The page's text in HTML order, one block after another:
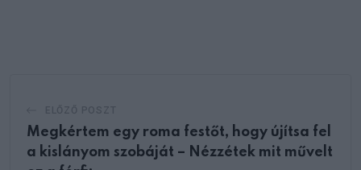
Megkértem egy roma festőt, hogy újítsa fel
a kislányom szobáját – Nézzétek mit művelt